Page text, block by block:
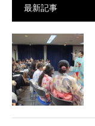
最新記事